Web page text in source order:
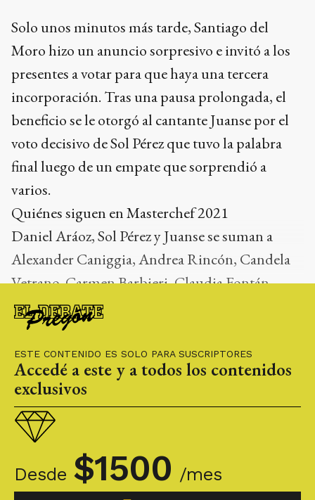
ESTE CONTENIDO ES SOLO PARA SUSCRIPTORES
Accedé a este y a todos los contenidos
exclusivos
Desde $1500 /mes
Solo unos minutos más tarde, Santiago del
Moro hizo un anuncio sorpresivo e invitó a los
presentes a votar para que haya una tercera
incorporación. Tras una pausa prolongada, el
beneficio se le otorgó al cantante Juanse por el
voto decisivo de Sol Pérez que tuvo la palabra
final luego de un empate que sorprendió a
varios.
Quiénes siguen en Masterchef 2021
Daniel Aráoz, Sol Pérez y Juanse se suman a
Alexander Caniggia, Andrea Rincón, Candela
Vetrano, Carmen Barbieri, Claudia Fontán,
Daniela La Chepi, Gastón Dalmau, Georgina
Barbarossa y María O'Donnell.